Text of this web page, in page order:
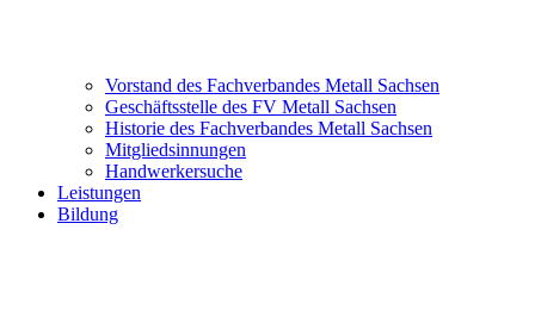
Vorstand des Fachverbandes Metall Sachsen
Geschäftsstelle des FV Metall Sachsen
Historie des Fachverbandes Metall Sachsen
Mitgliedsinnungen
Handwerkersuche
Leistungen
Bildung